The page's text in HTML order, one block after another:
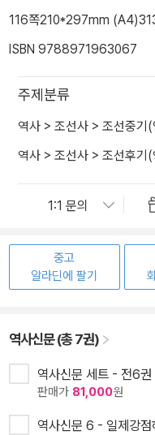
116쪽210*297mm (A4)
ISBN 9788971963067
주제분류
역사 > 조선사 > 조선중기
역사 > 조선사 > 조선후기
중고
알라딘에 팔기
역사신문 (총 7권)
역사신문 세트 - 전6권
판매가 81,000원
역사신문 6 - 일제강